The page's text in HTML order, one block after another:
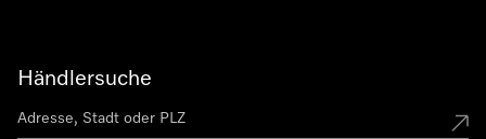
Händlersuche